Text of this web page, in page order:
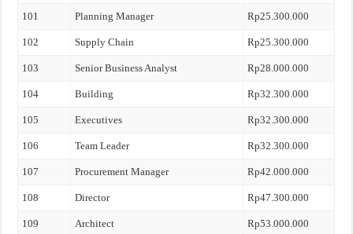
101 Planning Manager Rp25.300.000
102 Supply Chain Rp25.300.000
103 Senior Business Analyst Rp28.000.000
104 Building Rp32.300.000
105 Executives Rp32.300.000
106 Team Leader Rp32.300.000
107 Procurement Manager Rp42.000.000
108 Director Rp47.300.000
109 Architect Rp53.000.000